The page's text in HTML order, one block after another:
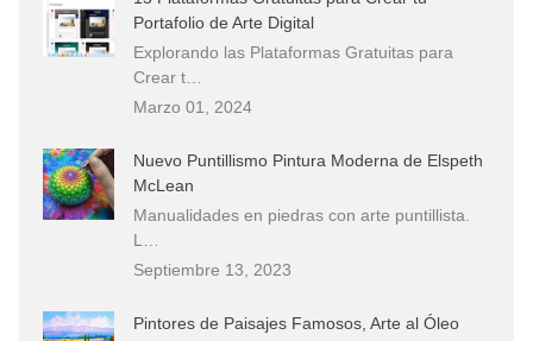
Portafolio de Arte Digital
Explorando las Plataformas Gratuitas para
Crear t…
Marzo 01, 2024
Nuevo Puntillismo Pintura Moderna de Elspeth
McLean
Manualidades en piedras con arte puntillista.
L…
Septiembre 13, 2023
Pintores de Paisajes Famosos, Arte al Óleo